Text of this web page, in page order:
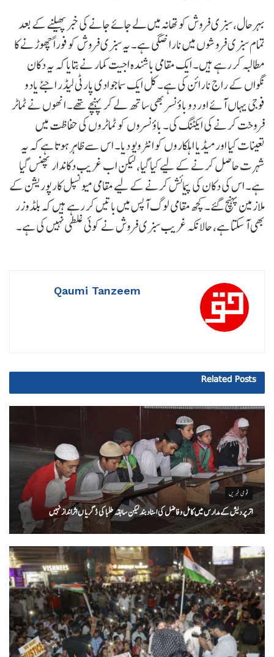
بہرحال، سبزی فروش کو تھانہ میں لے جائے جانے کی خبر پھیلنے کے بعد
تمام سبزی فروشوں میں ناراضگی ہے۔ یہ سبزی فروش کو فوراً چھوڑنے کا
مطالبہ کر رہے ہیں۔ ایک مقامی باشندہ اجیت کمار نے بتایا کہ یہ دکان
نگواں کے راج نارائن کی ہے۔ کل ایک سماجوادی پارٹی لیڈر اجئے یادو
فوجی یہاں آئے اور دو باؤنسر بھی ساتھ لے کر پہنچے تھے۔ انھوں نے ٹماٹر
فروخت کرنے کی ایکٹنگ کی۔ باؤنسروں کو ٹماٹروں کی حفاظت میں
تعینات کیا اور میڈیا اہلکاروں کو انٹرویو دیا۔ اس سے ظاہر ہوتا ہے کہ یہ
شہرت حاصل کرنے کے لیے کیا گیا، لیکن اب غریب دکاندار پھنس گیا
ہے۔ اس کی دکان کی پیمائش کرنے کے لیے مقامی میونسپل کارپوریشن کے
ملازمین پہنچ گئے۔ کچھ مقامی لوگ آپس میں باتیں کر رہے ہیں کہ بلڈوزر
بھی آ سکتا ہے، حالانکہ غریب سبزی فروش نے کوئی غلطی نہیں کی ہے۔
Qaumi Tanzeem
Related Posts
قومی خبریں
اتر پردیش کےمدارس میں کامل و فاضل کی اسناد بند لیکن سابقہ طلبا کی ڈگریا ں اثرانداز نہیں